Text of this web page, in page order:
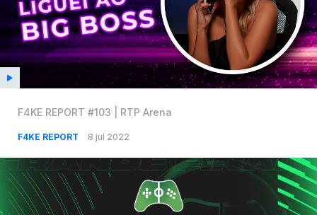
F4KE REPORT #103 | RTP Arena
F4KE REPORT 8 jul 2022